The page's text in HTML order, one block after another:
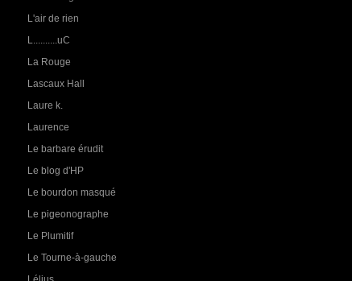
L'air de rien
L..........uC
La Rouge
Lascaux Hall
Laure k.
Laurence
Le barbare érudit
Le blog d'HP
Le bourdon masqué
Le pigeonographe
Le Plumitif
Le Tourne-à-gauche